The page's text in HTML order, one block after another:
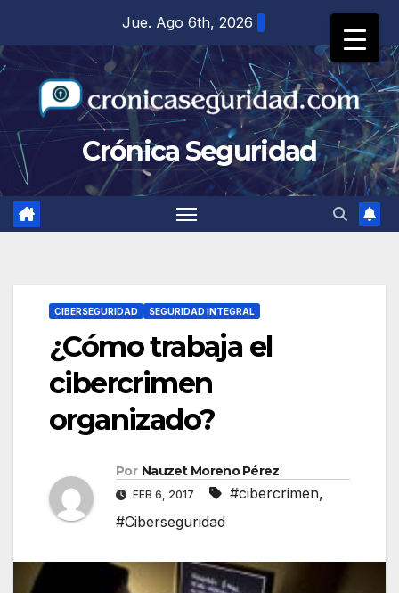
contenido
Jue. Ago 6th, 2026
Crónica Seguridad
CIBERSEGURIDAD SEGURIDAD INTEGRAL
¿Cómo trabaja el
cibercrimen
organizado?
Por Nauzet Moreno Pérez
FEB 6, 2017 #cibercrimen,
#Ciberseguridad